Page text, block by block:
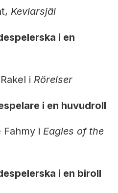
Kevlarsjäl
i en
i Rörelser
i en huvudroll
Fahmy i Eagles of the
i en biroll